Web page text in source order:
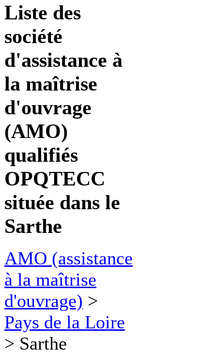
Liste des
société
d'assistance à
la maîtrise
d'ouvrage
(AMO)
qualifiés
OPQTECC
située dans le
Sarthe
AMO (assistance
à la maîtrise
d'ouvrage) >
Pays de la Loire
> Sarthe